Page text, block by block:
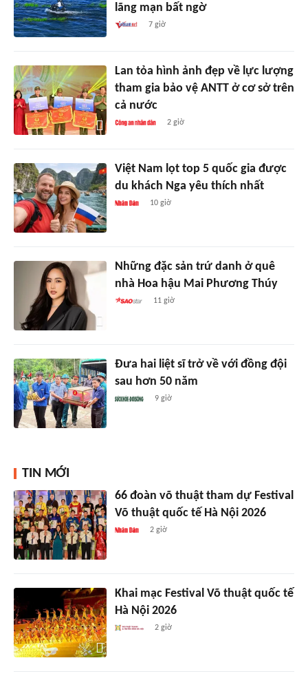
lãng mạn bất ngờ
7 giờ
Lan tỏa hình ảnh đẹp về lực lượng
tham gia bảo vệ ANTT ở cơ sở trên
cả nước
2 giờ
Việt Nam lọt top 5 quốc gia được
du khách Nga yêu thích nhất
10 giờ
Những đặc sản trứ danh ở quê
nhà Hoa hậu Mai Phương Thúy
11 giờ
Đưa hai liệt sĩ trở về với đồng đội
sau hơn 50 năm
9 giờ
TIN MỚI
66 đoàn võ thuật tham dự Festival
Võ thuật quốc tế Hà Nội 2026
2 giờ
Khai mạc Festival Võ thuật quốc tế
Hà Nội 2026
2 giờ